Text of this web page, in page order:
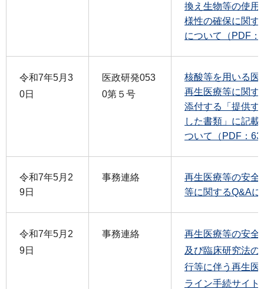
換え生物等の使用
様性の確保に関す
について（PDF：
令和7年5月3
0日
医政研発053
0第５号
核酸等を用いる医
再生医療等に関す
添付する「提供す
した書類」に記
ついて（PDF：
令和7年5月2
9日
事務連絡
再生医療等の安全
等に関するQ&A
令和7年5月2
9日
事務連絡
再生医療等の安全
及び臨床研究法の
行等に伴う再生医
ライン手続サイト